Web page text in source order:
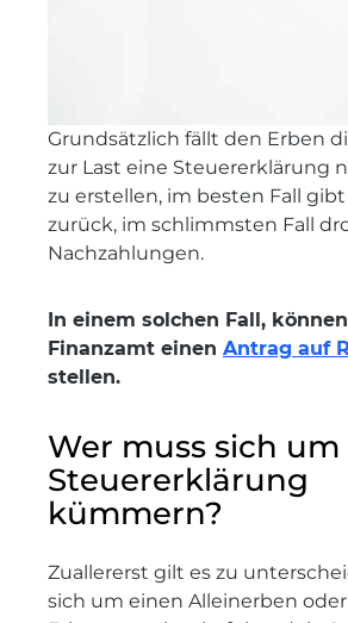
Grundsätzlich fällt den Erben
zur Last eine Steuererklärung
zu erstellen, im besten Fall gibt
zurück, im schlimmsten Fall
Nachzahlungen.
In einem solchen Fall,
Finanzamt einen Antrag auf
stellen.
Wer muss sich um
Steuererklärung
kümmern?
Zuallererst gilt es zu
sich um einen Alleinerben